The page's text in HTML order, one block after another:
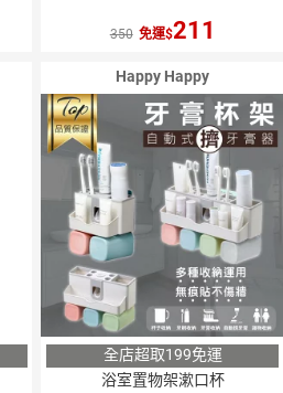
350 免運 211
Happy Happy
全店超取199免運
浴室置物架漱口杯